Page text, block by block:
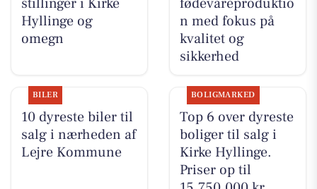
Hyllinge og
omegn
n med fokus på
kvalitet og
sikkerhed
BILER
10 dyreste biler til
salg i nærheden af
Lejre Kommune
BOLIGMARKED
Top 6 over dyreste
boliger til salg i
Kirke Hyllinge.
Priser op til